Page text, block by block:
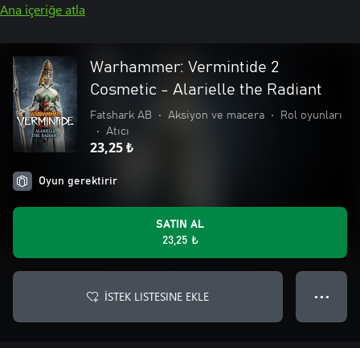
Ana içeriğe atla
Warhammer: Vermintide 2
Cosmetic - Alarielle the Radiant
Fatshark AB • Aksiyon ve macera •
Rol oyunları
•
Atıcı
23,25 ₺
Oyun gerektirir
SATIN AL
23,25 ₺
İSTEK LISTESINE EKLE ● ● ●